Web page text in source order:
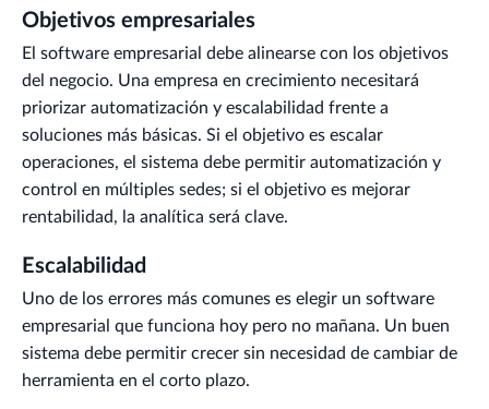
Objetivos empresariales
El software empresarial debe alinearse con los objetivos
del negocio. Una empresa en crecimiento necesitará
priorizar automatización y escalabilidad frente a
soluciones más básicas. Si el objetivo es escalar
operaciones, el sistema debe permitir automatización y
control en múltiples sedes; si el objetivo es mejorar
rentabilidad, la analítica será clave.
Escalabilidad
Uno de los errores más comunes es elegir un software
empresarial que funciona hoy pero no mañana. Un buen
sistema debe permitir crecer sin necesidad de cambiar de
herramienta en el corto plazo.